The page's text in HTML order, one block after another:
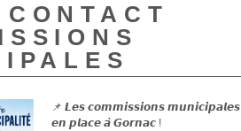
📌 𝙇𝙚𝙨 𝙘𝙤𝙢𝙢𝙞𝙨𝙨𝙞𝙤𝙣𝙨
𝙚𝙣 𝙥𝙡𝙖𝙘𝙚 𝙖̀ 𝙂𝙤𝙧𝙣𝙖𝙘 !